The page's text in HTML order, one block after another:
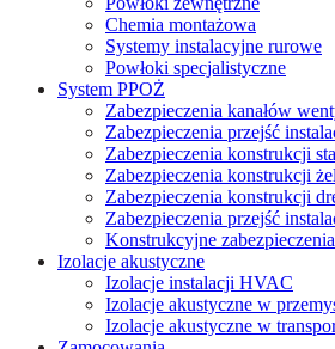
Chemia montażowa
Systemy instalacyjne rurowe
Powłoki specjalistyczne
System PPOŻ
Zabezpieczenia kanałów
Zabezpieczenia przejść
Zabezpieczenia konstrukcji
Zabezpieczenia konstrukcji
Zabezpieczenia konstrukcji
Zabezpieczenia przejść
Konstrukcyjne
Izolacje akustyczne
Izolacje instalacji HVAC
Izolacje akustyczne w
Izolacje akustyczne w